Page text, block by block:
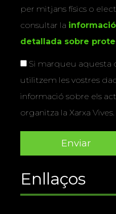
per mitjans físics o
consultar la
detallada sobre
Si marqueu aquesta
utilitzem les vostres
informació sobre els
organitza la Xarxa Vives.
Enllaços